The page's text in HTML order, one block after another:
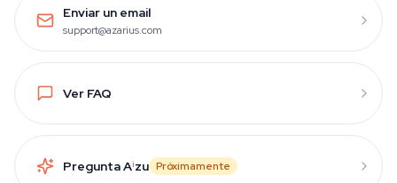
Enviar un email
support@azarius.com
Ver FAQ
Pregunta Aizu Próximamente